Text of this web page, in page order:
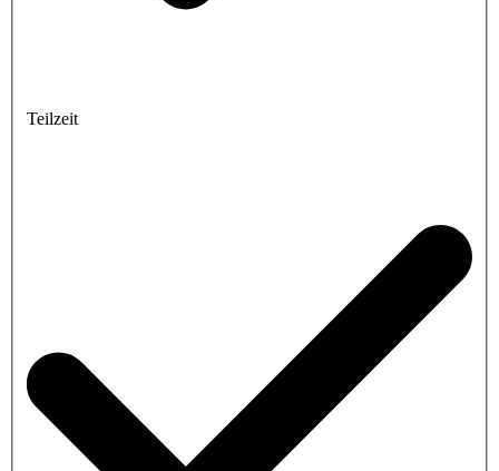
Teilzeit